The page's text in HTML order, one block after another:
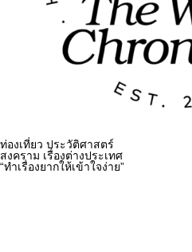
ท่องเที่ยว ประวัติศาสตร์
สงคราม เรื่องต่างประเทศ
“ทำเรื่องยากให้เข้าใจง่าย”